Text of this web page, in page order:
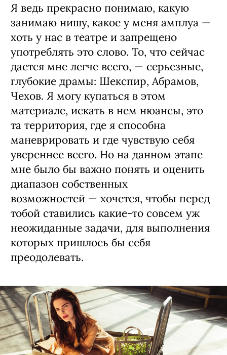
Я ведь прекрасно понимаю, какую
занимаю нишу, какое у меня амплуа —
хоть у нас в театре и запрещено
употреблять это слово. То, что сейчас
дается мне легче всего, — серьезные,
глубокие драмы: Шекспир, Абрамов,
Чехов. Я могу купаться в этом
материале, искать в нем нюансы, это
та территория, где я способна
маневрировать и где чувствую себя
увереннее всего. Но на данном этапе
мне было бы важно понять и оценить
диапазон собственных
возможностей — хочется, чтобы перед
тобой ставились какие-то совсем уж
неожиданные задачи, для выполнения
которых пришлось бы себя
преодолевать.